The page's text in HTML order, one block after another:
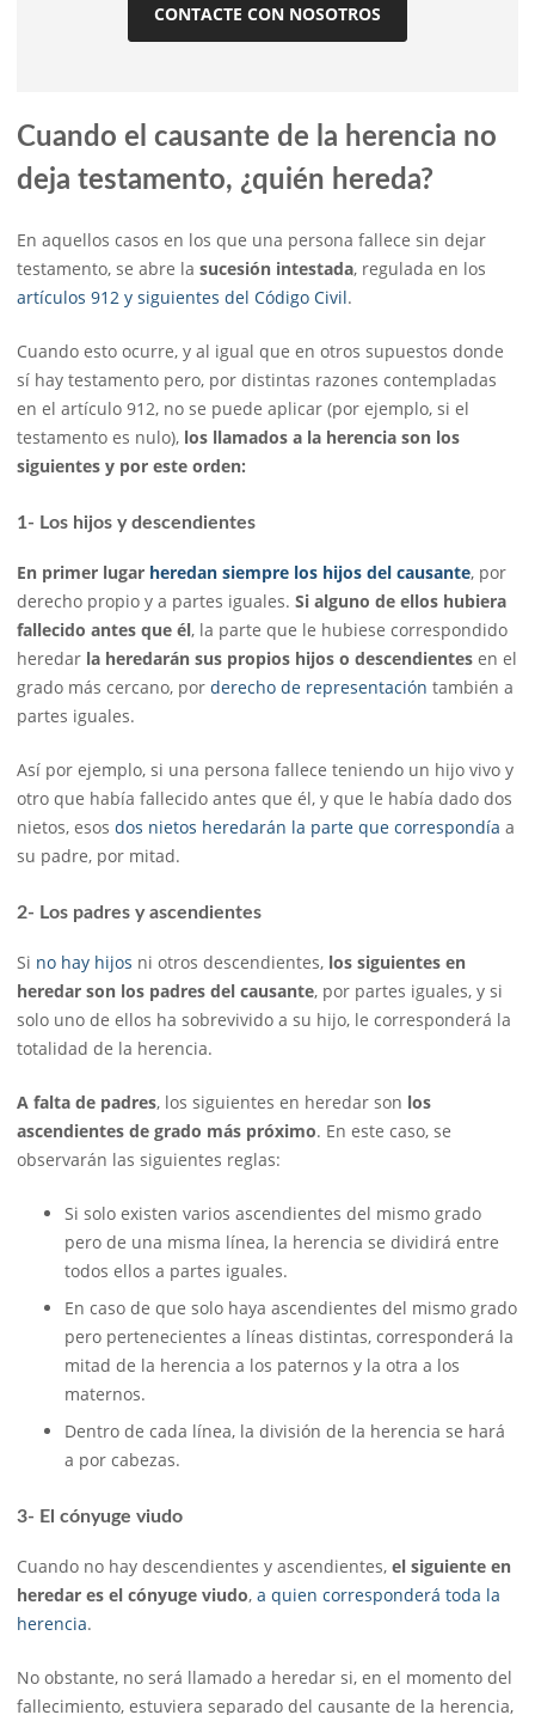
CONTACTE CON NOSOTROS
Cuando el causante de la herencia no
deja testamento, ¿quién hereda?
En aquellos casos en los que una persona fallece sin dejar
testamento, se abre la sucesión intestada, regulada en los
artículos 912 y siguientes del Código Civil.
Cuando esto ocurre, y al igual que en otros supuestos donde
sí hay testamento pero, por distintas razones contempladas
en el artículo 912, no se puede aplicar (por ejemplo, si el
testamento es nulo), los llamados a la herencia son los
siguientes y por este orden:
1- Los hijos y descendientes
En primer lugar heredan siempre los hijos del causante, por
derecho propio y a partes iguales. Si alguno de ellos hubiera
fallecido antes que él, la parte que le hubiese correspondido
heredar la heredarán sus propios hijos o descendientes en el
grado más cercano, por derecho de representación también a
partes iguales.
Así por ejemplo, si una persona fallece teniendo un hijo vivo y
otro que había fallecido antes que él, y que le había dado dos
nietos, esos dos nietos heredarán la parte que correspondía a
su padre, por mitad.
2- Los padres y ascendientes
Si no hay hijos ni otros descendientes, los siguientes en
heredar son los padres del causante, por partes iguales, y si
solo uno de ellos ha sobrevivido a su hijo, le corresponderá la
totalidad de la herencia.
A falta de padres, los siguientes en heredar son los
ascendientes de grado más próximo. En este caso, se
observarán las siguientes reglas:
Si solo existen varios ascendientes del mismo grado
pero de una misma línea, la herencia se dividirá entre
todos ellos a partes iguales.
En caso de que solo haya ascendientes del mismo grado
pero pertenecientes a líneas distintas, corresponderá la
mitad de la herencia a los paternos y la otra a los
maternos.
Dentro de cada línea, la división de la herencia se hará
a por cabezas.
3- El cónyuge viudo
Cuando no hay descendientes y ascendientes, el siguiente en
heredar es el cónyuge viudo, a quien corresponderá toda la
herencia.
No obstante, no será llamado a heredar si, en el momento del
fallecimiento, estuviera separado del causante de la herencia,